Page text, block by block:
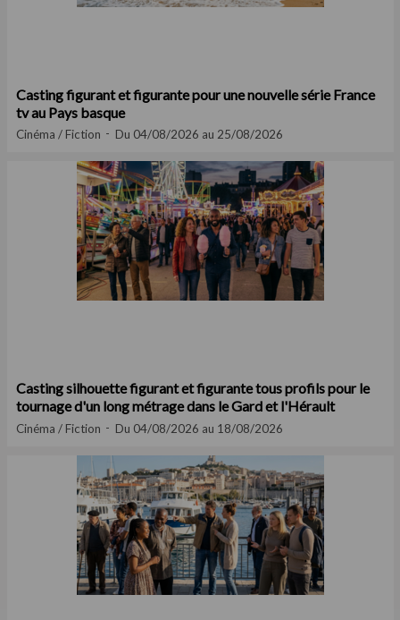
Casting figurant et figurante pour une nouvelle série France
tv au Pays basque
Cinéma / Fiction Du 04/08/2026 au 25/08/2026
Casting silhouette figurant et figurante tous profils pour le
tournage d'un long métrage dans le Gard et l'Hérault
Cinéma / Fiction Du 04/08/2026 au 18/08/2026